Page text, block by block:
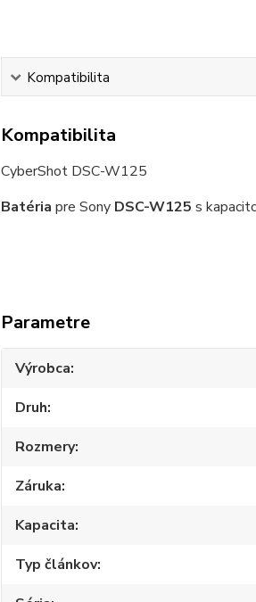
Kompatibilita
Kompatibilita
CyberShot DSC-W125
Batéria pre Sony DSC-W125 s
Parametre
Výrobca
Druh
Rozmery
Záruka
Kapacita
Typ článkov